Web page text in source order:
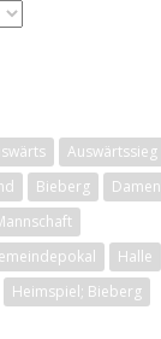
Auswärtssieg
Bieberg
Damen
Halle
Heimspiel; Bieberg